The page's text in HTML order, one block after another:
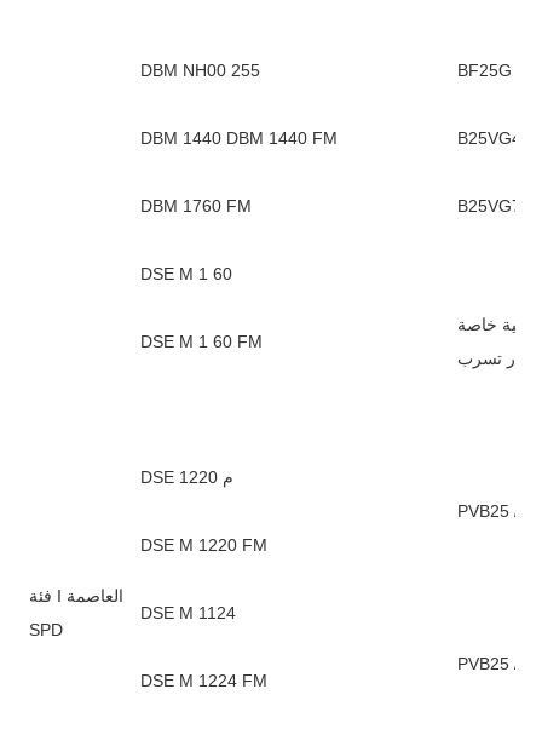
DBM NH00 255
DBM 1440 DBM 1440 FM
DBM 1760 FM
فئة I العاصمة
SPD
DSE M 1 60
DSE M 1 60 FM
تقنية خاصة PVB25 / 60-فاتو PVB25 / 60-فاتو-S ، فاتو بدون تيار متابعة
تيار تسرب
DSE م 1220
DSE M 1220 FM
DSE M 1124
DSE M 1224 FM